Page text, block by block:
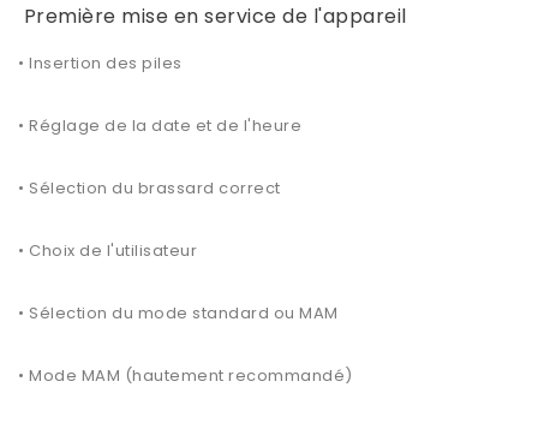
Première mise en service de l'appareil
• Insertion des piles
• Réglage de la date et de l'heure
• Sélection du brassard correct
• Choix de l'utilisateur
• Sélection du mode standard ou MAM
• Mode MAM (hautement recommandé)